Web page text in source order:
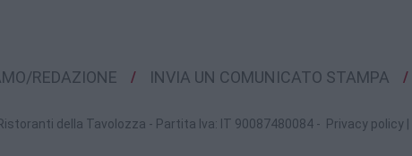
REDAZIONE INVIA UN COMUNICATO STAMPA
della Tavolozza - Partita Iva: IT 90087480084 - Privacy policy|